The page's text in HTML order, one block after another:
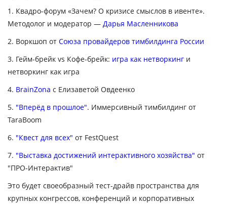
1. Квадро-форум «Зачем? О кризисе смыслов в ивенте».
Методолог и модератор — Дарья Масленникова
2. Воркшоп от Союза провайдеров тимбилдинга России
3. Гейм-брейк vs Кофе-брейк: игра как нетворкинг и
нетворкинг как игра
4. BrainZona с Елизаветой Овдеенко
5. "Вперёд в прошлое". Иммерсивный тимбилдинг от
TaraBoom
6. "Квест для всех" от FestQuest
7. "Выставка достижений интерактивного хозяйства" от
"ПРО-Интерактив"
Это будет своеобразный тест-драйв пространства для
крупных конгрессов, конференций и корпоративных